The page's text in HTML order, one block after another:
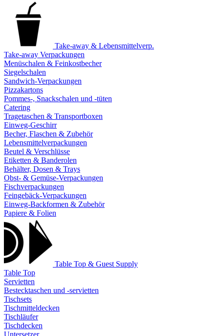
Take-away & Lebensmittelverp.
Take-away Verpackungen
Menüschalen & Feinkostbecher
Siegelschalen
Sandwich-Verpackungen
Pizzakartons
Pommes-, Snackschalen und -tüten
Catering
Tragetaschen & Transportboxen
Einweg-Geschirr
Becher, Flaschen & Zubehör
Lebensmittelverpackungen
Beutel & Verschlüsse
Etiketten & Banderolen
Behälter, Dosen & Trays
Obst- & Gemüse-Verpackungen
Fischverpackungen
Feingebäck-Verpackungen
Einweg-Backformen & Zubehör
Papiere & Folien
Table Top & Guest Supply
Table Top
Servietten
Bestecktaschen und -servietten
Tischsets
Tischmitteldecken
Tischläufer
Tischdecken